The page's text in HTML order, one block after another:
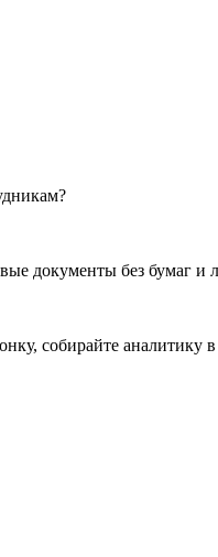
документы без бумаг и
собирайте аналитику